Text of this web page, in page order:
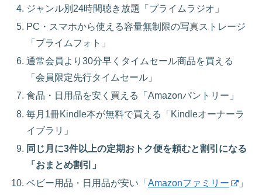
ジャンル別24時間聴き放題「プライムラジオ」
PC・スマホから使える容量無制限の写真ストレージ
「プライムフォト」
通常会員より30分早くタイムセール商品を買える
「会員限定先行タイムセール」
食品・日用品を安く買える「Amazonパントリー」
毎月1冊Kindle本が無料で買える「Kindleオーナーラ
イブラリ」
同じ月に3件以上の定期おトク便を頼むと割引になる
「おまとめ割引」
ベビー用品・日用品が安い「Amazonファミリー
」